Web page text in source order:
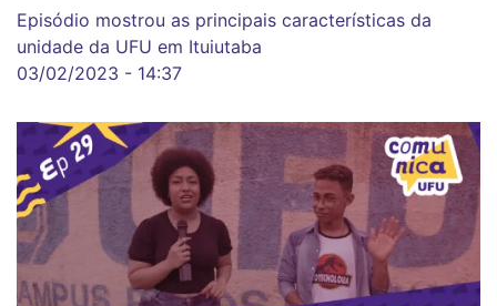
Episódio mostrou as principais características da
unidade da UFU em Ituiutaba
03/02/2023 - 14:37